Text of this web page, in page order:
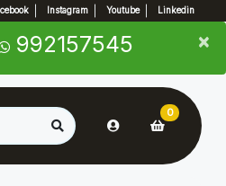
Instagram Youtube Linkedin
992157545 ×
×
0